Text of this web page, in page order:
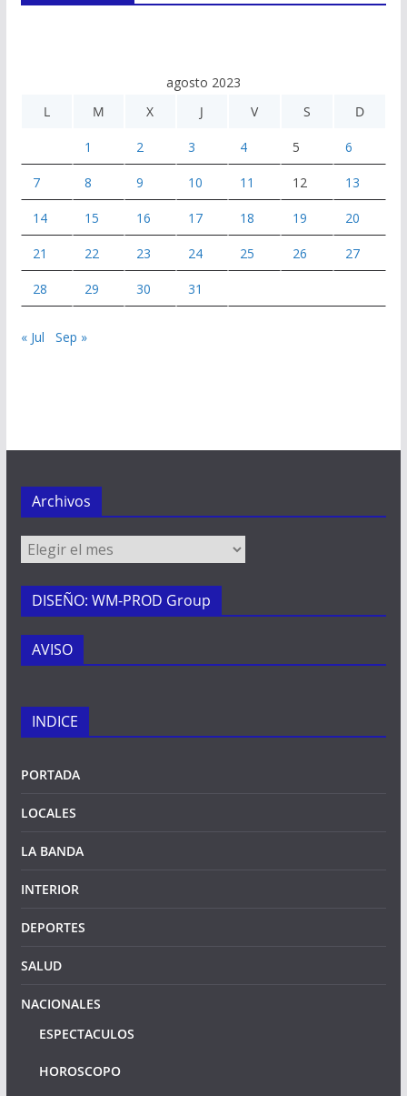
agosto 2023
L
M X J V S D
1 2 3 4 5 6
7 8 9 10 11 12 13
14 15 16 17 18 19 20
21 22 23 24 25 26 27
28 29 30 31
« Jul Sep »
Archivos
Archivos
DISEÑO: WM-PROD Group
AVISO
INDICE
PORTADA
LOCALES
LA BANDA
INTERIOR
DEPORTES
SALUD
NACIONALES
ESPECTACULOS
HOROSCOPO